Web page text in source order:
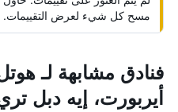
مسح كل شيء لعرض التقييمات.
فنادق مشابهة لـ
أيربورت، إيه دبل